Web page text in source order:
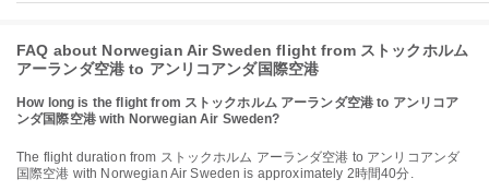
FAQ about Norwegian Air Sweden flight from ストックホルム
アーランダ空港 to アンリコアンダ国際空港
How long is the flight from ストックホルム アーランダ空港 to アンリコア
ンダ国際空港 with Norwegian Air Sweden?
The flight duration from ストックホルム アーランダ空港 to アンリコアンダ
国際空港 with Norwegian Air Sweden is approximately 2時間40分.